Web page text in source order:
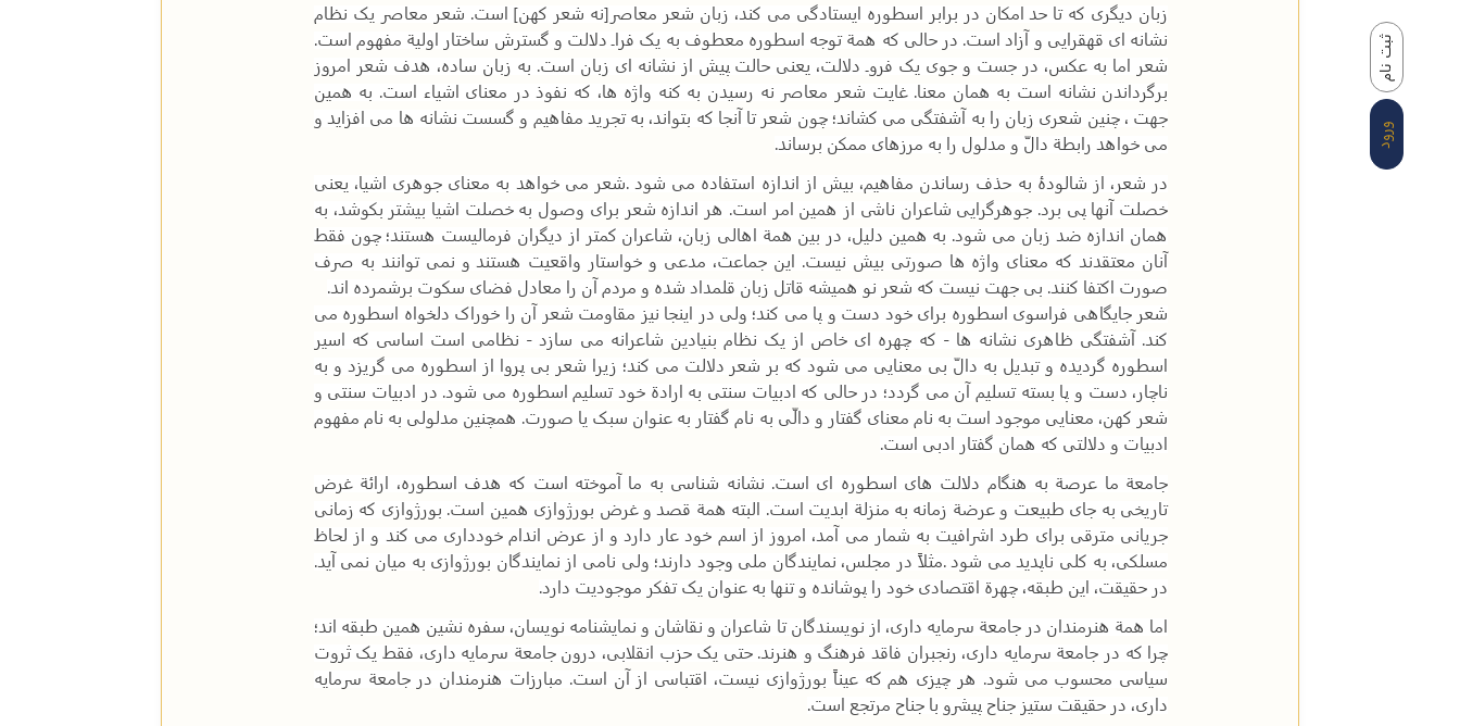
ثبت نام
ورود
زبان دیگری که تا حد امکان در برابر اسطوره ایستادگی می کند، زبان شعر معاصر[نه شعر کهن] است. شعر معاصر یک نظام
نشانه ای قهقرایی و آزاد است. در حالی که همة توجه اسطوره معطوف به یک فراـ دلالت و گسترش ساختار اولیة مفهوم است.
شعر اما به عکس، در جست و جوی یک فروـ دلالت، یعنی حالت پیش از نشانه ای زبان است. به زبان ساده، هدف شعر امروز
برگرداندن نشانه است به همان معنا. غایت شعر معاصر نه رسیدن به کنه واژه ها، که نفوذ در معنای اشیاء است. به همین
جهت ، چنین شعری زبان را به آشفتگی می کشاند؛ چون شعر تا آنجا که بتواند، به تجرید مفاهیم و گسست نشانه ها می افزاید و
می خواهد رابطة دالّ و مدلول را به مرزهای ممکن برساند.
در شعر، از شالودۀ به حذف رساندن مفاهیم، بیش از اندازه استفاده می شود .شعر می خواهد به معنای جوهری اشیا، یعنی
خصلت آنها پی برد. جوهرگرایی شاعران ناشی از همین امر است. هر اندازه شعر برای وصول به خصلت اشیا بیشتر بکوشد، به
همان اندازه ضد زبان می شود. به همین دلیل، در بین همة اهالی زبان، شاعران کمتر از دیگران فرمالیست هستند؛ چون فقط
آنان معتقدند که معنای واژه ها صورتی بیش نیست. این جماعت، مدعی و خواستار واقعیت هستند و نمی توانند به صرف
صورت اکتفا کنند. بی جهت نیست که شعر نو همیشه قاتل زبان قلمداد شده و مردم آن را معادل فضای سکوت برشمرده اند.
شعر جایگاهی فراسوی اسطوره برای خود دست و پا می کند؛ ولی در اینجا نیز مقاومت شعر آن را خوراک دلخواه اسطوره می
کند. آشفتگی ظاهری نشانه ها - که چهره ای خاص از یک نظام بنیادین شاعرانه می سازد - نظامی است اساسی که اسیر
اسطوره گردیده و تبدیل به دالّ بی معنایی می شود که بر شعر دلالت می کند؛ زیرا شعر بی پروا از اسطوره می گریزد و به
ناچار، دست و پا بسته تسلیم آن می گردد؛ در حالی که ادبیات سنتی به ارادة خود تسلیم اسطوره می شود. در ادبیات سنتی و
شعر کهن، معنایی موجود است به نام معنای گفتار و دالّی به نام گفتار به عنوان سبک یا صورت. همچنین مدلولی به نام مفهوم
ادبیات و دلالتی که همان گفتار ادبی است.
جامعة ما عرصة به هنگام دلالت های اسطوره ای است. نشانه شناسی به ما آموخته است که هدف اسطوره، ارائة غرض
تاریخی به جای طبیعت و عرضة زمانه به منزلة ابدیت است. البته همة قصد و غرض بورژوازی همین است. بورژوازی که زمانی
جریانی مترقی برای طرد اشرافیت به شمار می آمد، امروز از اسم خود عار دارد و از عرض اندام خودداری می کند و از لحاظ
مسلکی، به کلی ناپدید می شود .مثلاً در مجلس، نمایندگان ملی وجود دارند؛ ولی نامی از نمایندگان بورژوازی به میان نمی آید.
در حقیقت، این طبقه، چهرة اقتصادی خود را پوشانده و تنها به عنوان یک تفکر موجودیت دارد.
اما همة هنرمندان در جامعة سرمایه داری، از نویسندگان تا شاعران و نقاشان و نمایشنامه نویسان، سفره نشین همین طبقه اند؛
چرا که در جامعة سرمایه داری، رنجبران فاقد فرهنگ و هنرند. حتی یک حزب انقلابی، درون جامعة سرمایه داری، فقط یک ثروت
سیاسی محسوب می شود. هر چیزی هم که عیناً بورژوازی نیست، اقتباسی از آن است. مبارزات هنرمندان در جامعة سرمایه
داری، در حقیقت ستیز جناح پیشرو با جناح مرتجع است.